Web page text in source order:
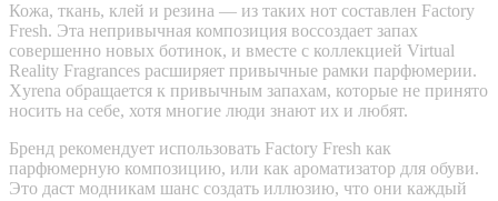
Кожа, ткань, клей и резина — из таких нот составлен Factory
Fresh. Эта непривычная композиция воссоздает запах
совершенно новых ботинок, и вместе с коллекцией Virtual
Reality Fragrances расширяет привычные рамки парфюмерии.
Xyrena обращается к привычным запахам, которые не принято
носить на себе, хотя многие люди знают их и любят.
Бренд рекомендует использовать Factory Fresh как
парфюмерную композицию, или как ароматизатор для обуви.
Это даст модникам шанс создать иллюзию, что они каждый